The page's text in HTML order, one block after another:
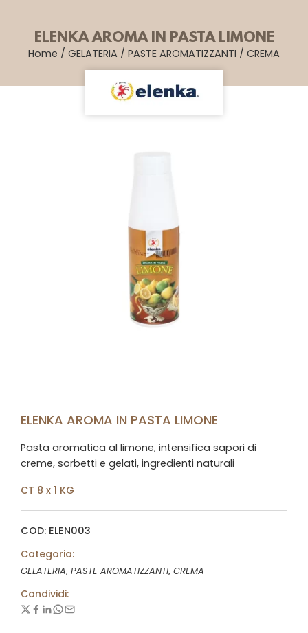
ELENKA AROMA IN PASTA LIMONE
Home / GELATERIA / PASTE AROMATIZZANTI / CREMA
ELENKA AROMA IN PASTA LIMONE
Pasta aromatica al limone, intensifica sapori di
creme, sorbetti e gelati, ingredienti naturali
CT 8 x 1 KG
COD: ELEN003
Categoria:
GELATERIA, PASTE AROMATIZZANTI, CREMA
Condividi: